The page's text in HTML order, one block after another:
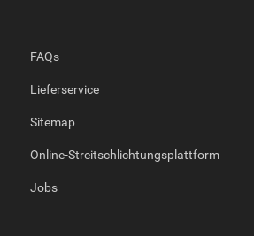
FAQs
Lieferservice
Sitemap
Online-Streitschlichtungsplattform
Jobs